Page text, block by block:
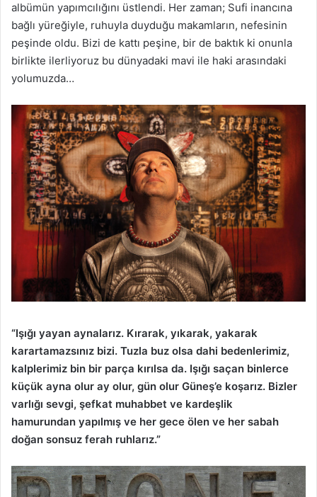
albümün yapımcılığını üstlendi. Her zaman; Sufi inancına
bağlı yüreğiyle, ruhuyla duyduğu makamların, nefesinin
peşinde oldu. Bizi de kattı peşine, bir de baktık ki onunla
birlikte ilerliyoruz bu dünyadaki mavi ile haki arasındaki
yolumuzda…
“Işığı yayan aynalarız. Kırarak, yıkarak, yakarak
karartamazsınız bizi. Tuzla buz olsa dahi bedenlerimiz,
kalplerimiz bin bir parça kırılsa da. Işığı saçan binlerce
küçük ayna olur ay olur, gün olur Güneş’e koşarız. Bizler
varlığı sevgi, şefkat muhabbet ve kardeşlik
hamurundan yapılmış ve her gece ölen ve her sabah
doğan sonsuz ferah ruhlarız.”